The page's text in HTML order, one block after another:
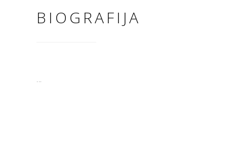
BIOGRAFIJA
...